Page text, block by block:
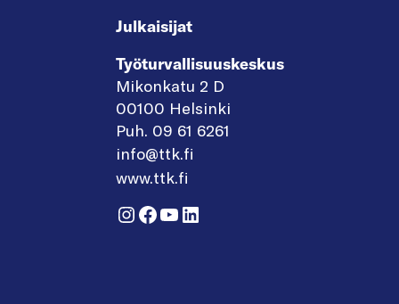
Julkaisijat
Työturvallisuuskeskus
Mikonkatu 2 D
00100 Helsinki
Puh. 09 61 6261
info@ttk.fi
www.ttk.fi
Instagram
Facebook
YouTube
LinkedIn